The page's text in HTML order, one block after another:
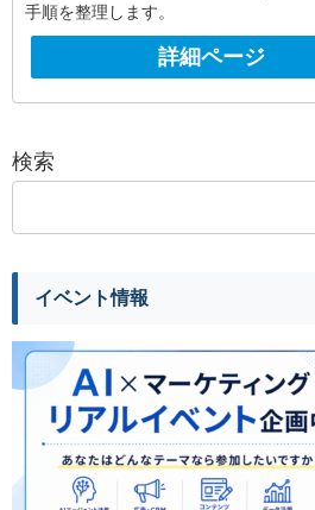
手順を整理します。
詳細ページ
検索
イベント情報